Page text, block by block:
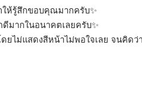
ให้รู้สึกขอบคุณมากครับ✨️
มากในอนาคตเลยครับ✨️
ยไม่แสดงสีหน้าไม่พอใจเลย จนคิดว่